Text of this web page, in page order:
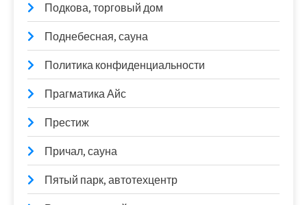
Подкова, торговый дом
Поднебесная, сауна
Политика конфиденциальности
Прагматика Айс
Престиж
Причал, сауна
Пятый парк, автотехцентр